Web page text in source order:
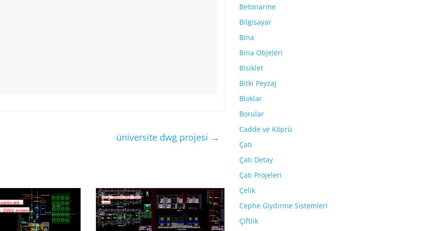
üniversite dwg projesi →
Betonarme
Bilgisayar
Bina
Bina Objeleri
Bisiklet
Bitki Peyzaj
Bloklar
Borular
Cadde ve Köprü
Çatı
Çatı Detay
Çatı Projeleri
Çelik
Cephe Giydirme Sistemleri
Çiftlik